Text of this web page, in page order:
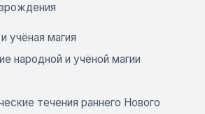
учёная магия
народной и учёной магии
течения раннего Нового